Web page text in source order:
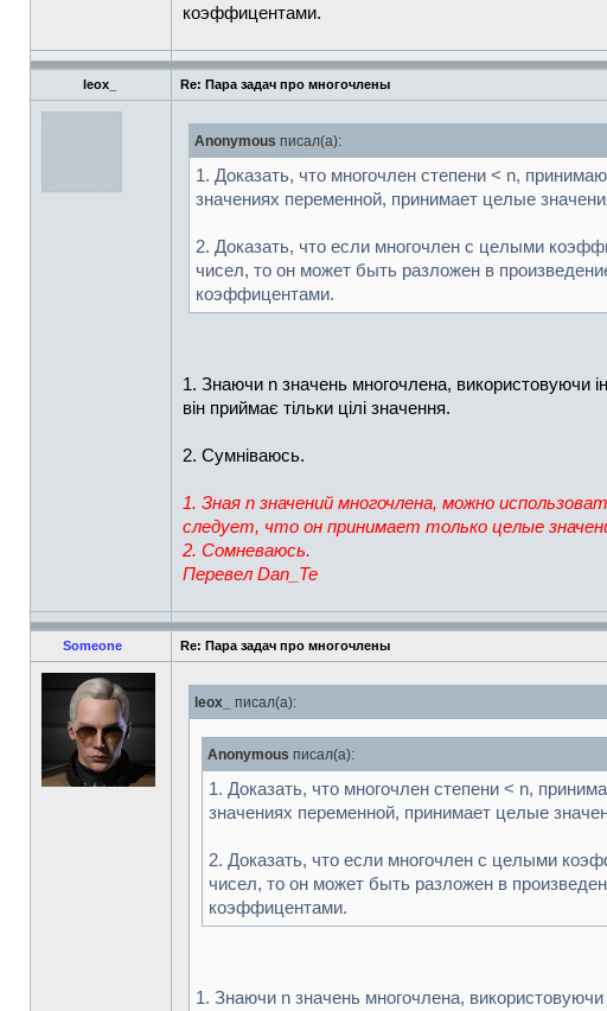
коэффицентами.
leox_ Re: Пара задач про многочлены
Anonymous писал(а):
1. Доказать, что многочлен степени < n,
значениях переменной, принимает целые
2. Доказать, что если многочлен с целыми
чисел, то он может быть разложен в
коэффицентами.
1. Знаючи n значень многочлена, використовуючи
він приймає тільки цілі значення.
2. Сумніваюсь.
1. Зная n значений многочлена, можно
следует, что он принимает только целые
2. Сомневаюсь.
Перевел Dan_Te
Someone Re: Пара задач про многочлены
leox_ писал(а):
Anonymous писал(а):
1. Доказать, что многочлен степени < n,
значениях переменной, принимает целые
2. Доказать, что если многочлен с целыми
чисел, то он может быть разложен в
коэффицентами.
1. Знаючи n значень многочлена,